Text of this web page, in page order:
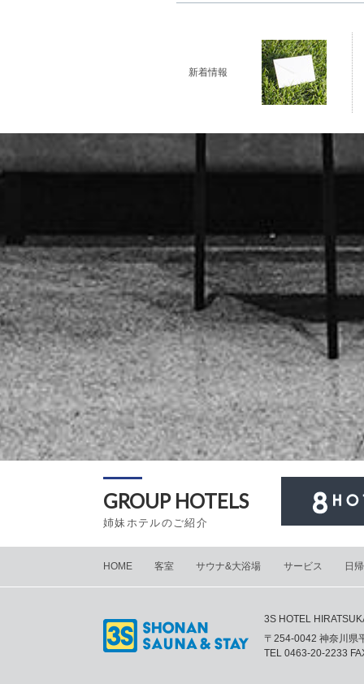
新着情報
GROUP HOTELS
姉妹ホテルのご紹介
HOME 客室 サウナ&大浴場 サービス 日
3S HOTEL
〒254-0042 神奈川県
TEL 0463-20-2233